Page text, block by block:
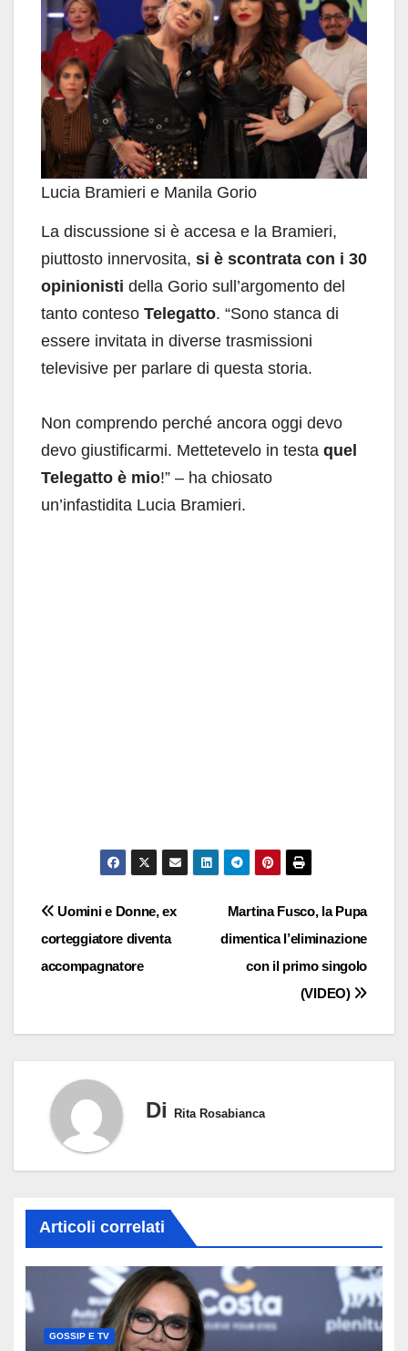
Lucia Bramieri e Manila Gorio
La discussione si è accesa e la Bramieri,
piuttosto innervosita, si è scontrata con i 30
opinionisti della Gorio sull’argomento del
tanto conteso Telegatto. “Sono stanca di
essere invitata in diverse trasmissioni
televisive per parlare di questa storia.
Non comprendo perché ancora oggi devo
devo giustificarmi. Mettetevelo in testa quel
Telegatto è mio!” – ha chiosato
un’infastidita Lucia Bramieri.
Navigazione
articoli
Martina Fusco, la Pupa
dimentica l’eliminazione
con il primo singolo
(VIDEO)
Uomini e Donne, ex
corteggiatore diventa
accompagnatore
Di Rita Rosabianca
Articoli correlati
GOSSIP E TV